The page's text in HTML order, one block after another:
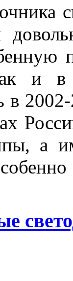
и
в
а